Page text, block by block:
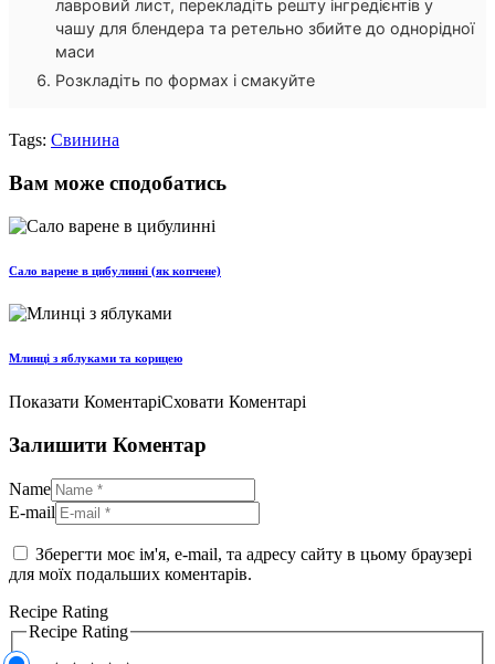
лавровий лист, перекладіть решту інгредієнтів у
чашу для блендера та ретельно збийте до однорідної
маси
Розкладіть по формах і смакуйте
Tags: Свинина
Вам може сподобатись
Сало варене в цибулинні (як копчене)
Млинці з яблуками та корицею
Показати КоментаріСховати Коментарі
Залишити Коментар
Name
E-mail
Зберегти моє ім'я, e-mail, та адресу сайту в цьому браузері
для моїх подальших коментарів.
Recipe Rating
Recipe Rating